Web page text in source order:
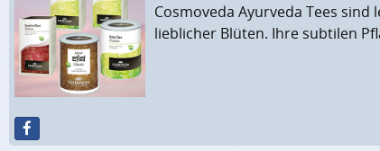
Cosmoveda Ayurveda Tees
lieblicher Blüten. Ihre subtilen